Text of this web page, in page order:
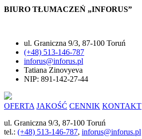
BIURO TŁUMACZEŃ „INFORUS”
ul. Graniczna 9/3, 87-100 Toruń
(+48) 513-146-787
inforus@inforus.pl
Tatiana Zinovyeva
NIP: 891-142-27-44
OFERTA JAKOŚĆ CENNIK KONTAKT
ul. Graniczna 9/3, 87-100 Toruń
tel.: (+48) 513-146-787, inforus@inforus.pl